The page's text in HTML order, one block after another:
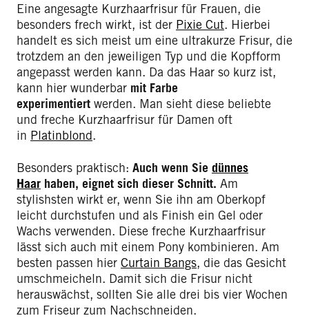
Eine angesagte Kurzhaarfrisur für Frauen, die
besonders frech wirkt, ist der Pixie Cut. Hierbei
handelt es sich meist um eine ultrakurze Frisur, die
trotzdem an den jeweiligen Typ und die Kopfform
angepasst werden kann. Da das Haar so kurz ist,
kann hier wunderbar mit Farbe
experimentiert werden. Man sieht diese beliebte
und freche Kurzhaarfrisur für Damen oft
in Platinblond.
Besonders praktisch: Auch wenn Sie dünnes
Haar haben, eignet sich dieser Schnitt. Am
stylishsten wirkt er, wenn Sie ihn am Oberkopf
leicht durchstufen und als Finish ein Gel oder
Wachs verwenden. Diese freche Kurzhaarfrisur
lässt sich auch mit einem Pony kombinieren. Am
besten passen hier Curtain Bangs, die das Gesicht
umschmeicheln. Damit sich die Frisur nicht
herauswächst, sollten Sie alle drei bis vier Wochen
zum Friseur zum Nachschneiden.